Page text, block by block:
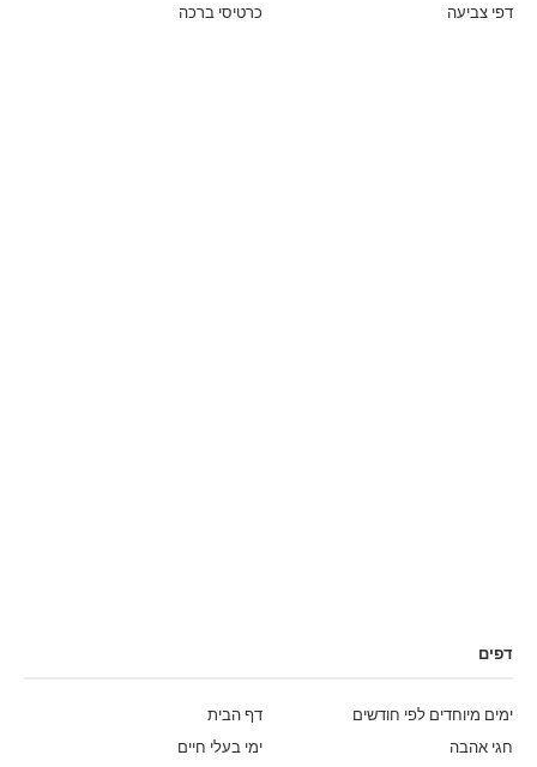
כרטיסי ברכה דפי צביעה
דפים
דף הבית
ימים מיוחדים לפי חודשים
ימי בעלי חיים
חגי אהבה